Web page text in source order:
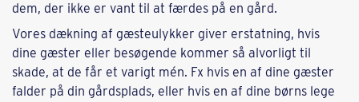
dem, der ikke er vant til at færdes på en gård.
Vores dækning af gæsteulykker giver erstatning, hvis
dine gæster eller besøgende kommer så alvorligt til
skade, at de får et varigt mén. Fx hvis en af dine gæster
falder på din gårdsplads, eller hvis en af dine børns lege